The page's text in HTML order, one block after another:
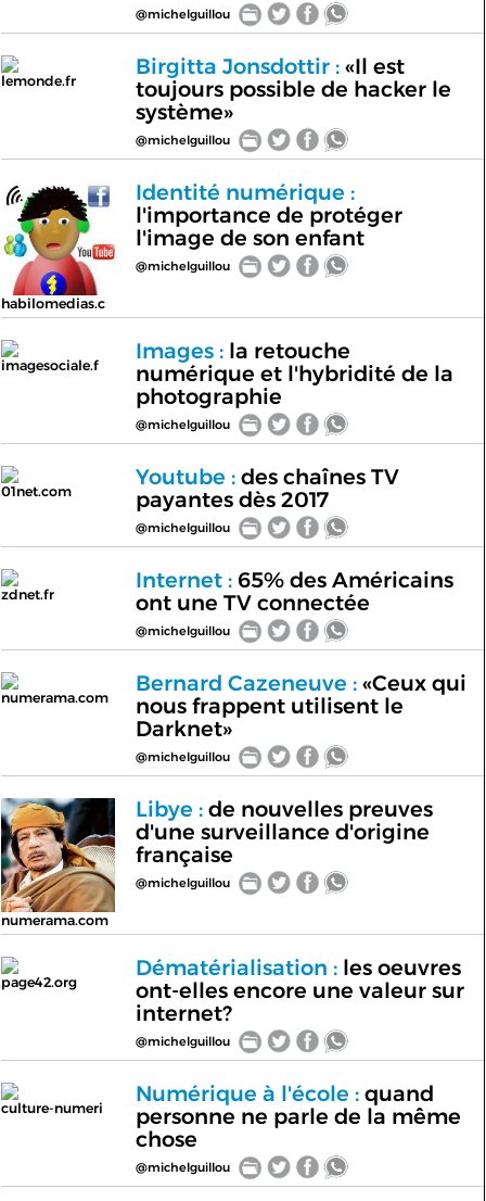
@michelguillou
lemonde.fr
Birgitta Jonsdottir :«Il est
toujours possible de hacker le
système»
@michelguillou
habilomedias.c
Identité numérique :
l'importance de protéger
l'image de son enfant
@michelguillou
imagesociale.f
Images :la retouche
numérique et l'hybridité de la
photographie
@michelguillou
01net.com
Youtube :des chaînes TV
payantes dès 2017
@michelguillou
zdnet.fr
Internet :65% des Américains
ont une TV connectée
@michelguillou
numerama.com
Bernard Cazeneuve :«Ceux qui
nous frappent utilisent le
Darknet»
@michelguillou
numerama.com
Libye :de nouvelles preuves
d'une surveillance d'origine
française
@michelguillou
page42.org
Dématérialisation :les oeuvres
ont-elles encore une valeur sur
internet?
@michelguillou
culture-numeri
Numérique à l'école :quand
personne ne parle de la même
chose
@michelguillou